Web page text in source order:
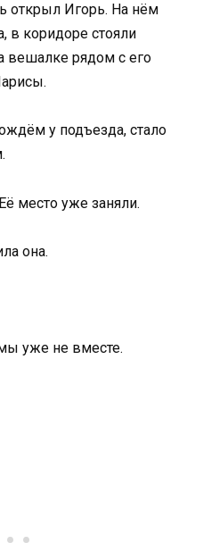
открыл Игорь. На нём
в коридоре стояли
вешалке рядом с его
у подъезда, стало
место уже заняли.
она.
уже не вместе.